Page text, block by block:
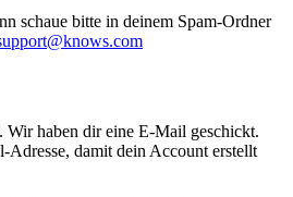
schaue bitte in deinem Spam-Ordner
Wir haben dir eine E-Mail geschickt.
Adresse, damit dein Account erstellt